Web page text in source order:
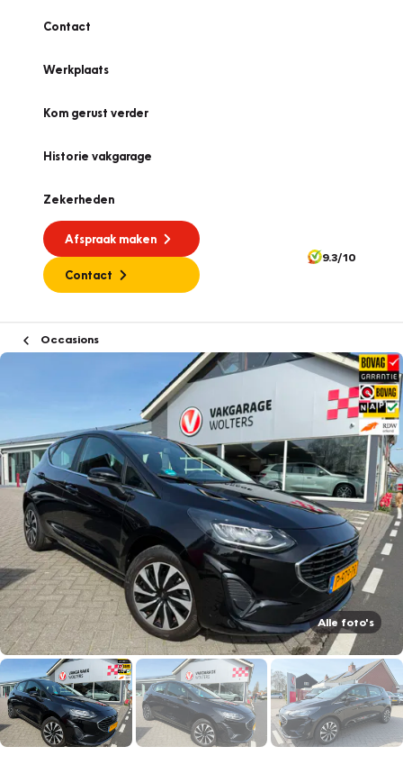
Contact
Werkplaats
Kom gerust verder
Historie vakgarage
Zekerheden
Afspraak maken
Contact
9.3/10
Occasions
Alle foto's